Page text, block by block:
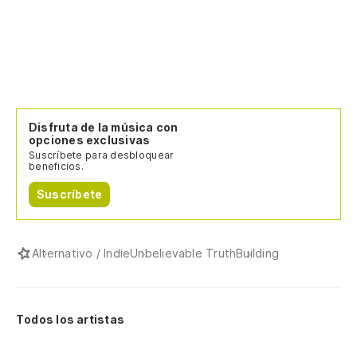
Disfruta de la música con
opciones exclusivas
Suscríbete para desbloquear
beneficios.
Suscríbete
Alternativo / IndieUnbelievable TruthBuilding
Todos los artistas